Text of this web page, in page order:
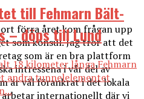
förra året kom frågan upp
som konsul. Jag tror att det
som är en bra plattform
intressena i vår del av
är väl förankrat i det lokala
arbetar internationellt där vi
till Fehmarn Bält-
– döps till Lund
18 kilometer långa Fehmarn
andra tunnelelementet